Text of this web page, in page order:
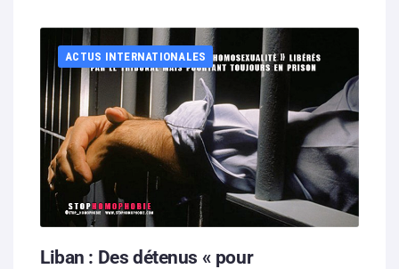
Boutique
Partenaires
Contacts
Hébergement solidaire
ACTUS INTERNATIONALES
Liban : Des détenus « pour